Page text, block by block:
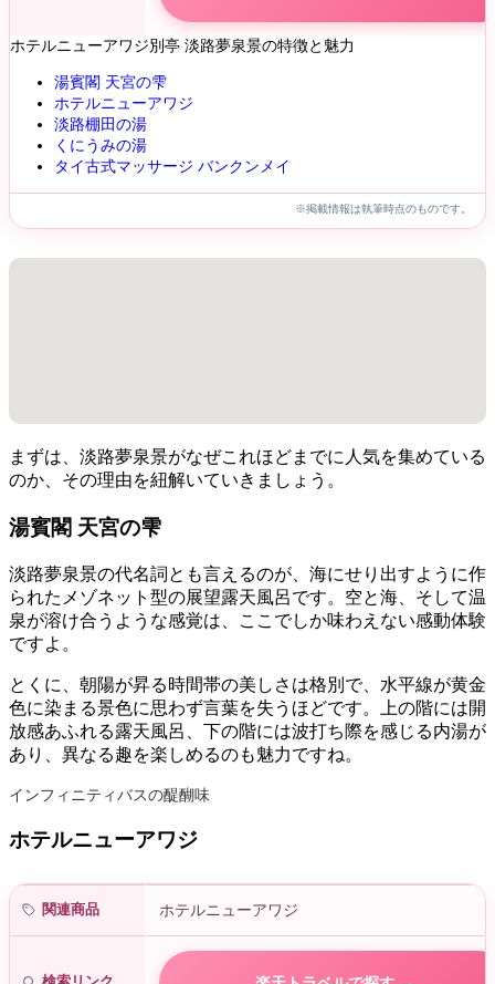
ホテルニューアワジ別亭 淡路夢泉景の特徴と魅力
湯賓閣 天宮の雫
ホテルニューアワジ
淡路棚田の湯
くにうみの湯
タイ古式マッサージ バンクンメイ
※掲載情報は執筆時点のものです。
まずは、淡路夢泉景がなぜこれほどまでに人気を集めている
のか、その理由を紐解いていきましょう。
湯賓閣 天宮の雫
淡路夢泉景の代名詞とも言えるのが、海にせり出すように作
られたメゾネット型の展望露天風呂です。空と海、そして温
泉が溶け合うような感覚は、ここでしか味わえない感動体験
ですよ。
とくに、朝陽が昇る時間帯の美しさは格別で、水平線が黄金
色に染まる景色に思わず言葉を失うほどです。上の階には開
放感あふれる露天風呂、下の階には波打ち際を感じる内湯が
あり、異なる趣を楽しめるのも魅力ですね。
インフィニティバスの醍醐味
ホテルニューアワジ
関連商品 ホテルニューアワジ